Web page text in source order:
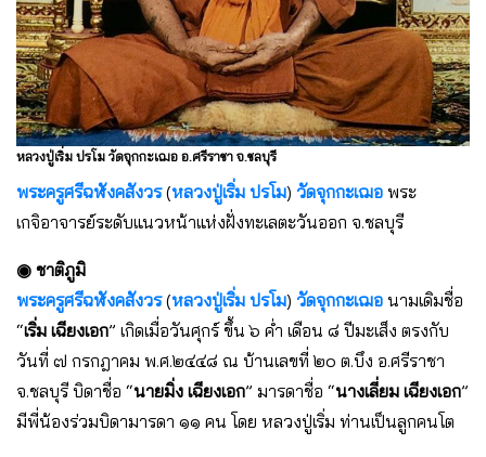
หลวงปู่เริ่ม ปรโม วัดจุกกะเฌอ อ.ศรีราชา จ.ชลบุรี
พระครูศรีฉฬังคสังวร(หลวงปู่เริ่ม ปรโม) วัดจุกกะเฌอ พระ
เกจิอาจารย์ระดับแนวหน้าแห่งฝั่งทะเลตะวันออก จ.ชลบุรี
◉ ชาติภูมิ
พระครูศรีฉฬังคสังวร(หลวงปู่เริ่ม ปรโม) วัดจุกกะเฌอ นามเดิมชื่อ
“เริ่ม เฉียงเอก” เกิดเมื่อวันศุกร์ ขึ้น ๖ ค่ำ เดือน ๘ ปีมะเส็ง ตรงกับ
วันที่ ๗ กรกฎาคม พ.ศ.๒๔๔๘ ณ บ้านเลขที่ ๒๐ ต.บึง อ.ศรีราชา
จ.ชลบุรี บิดาชื่อ “นายมิ่ง เฉียงเอก” มารดาชื่อ “นางเลี่ยม เฉียงเอก”
มีพี่น้องร่วมบิดามารดา ๑๑ คน โดย หลวงปู่เริ่ม ท่านเป็นลูกคนโต